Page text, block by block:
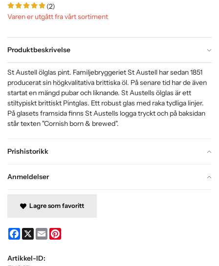
(2)
Varen er utgått fra vårt sortiment
Produktbeskrivelse
Prishistorikk
Anmeldelser
St Austell ölglas pint. Familjebryggeriet St Austell har sedan 1851
producerat sin högkvalitativa brittiska öl. På senare tid har de även
startat en mängd pubar och liknande. St Austells ölglas är ett
stiltypiskt brittiskt Pintglas. Ett robust glas med raka tydliga linjer.
På glasets framsida finns St Austells logga tryckt och på baksidan
står texten "Cornish born & brewed".
Lagre som favoritt
Facebook
X Email
Artikkel-ID: